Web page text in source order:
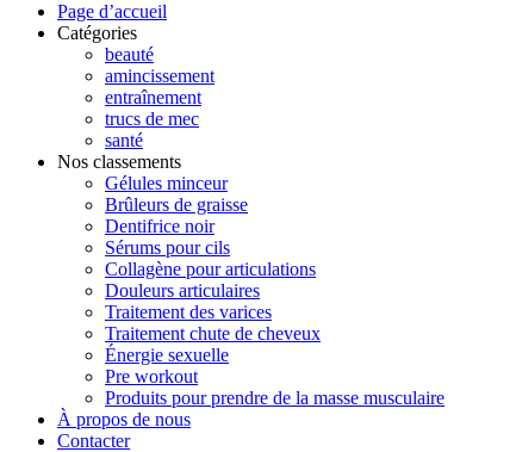
Page d’accueil
Catégories
beauté
amincissement
entraînement
trucs de mec
santé
Nos classements
Gélules minceur
Brûleurs de graisse
Dentifrice noir
Sérums pour cils
Collagène pour articulations
Douleurs articulaires
Traitement des varices
Traitement chute de cheveux
Énergie sexuelle
Pre workout
Produits pour prendre de la masse musculaire
À propos de nous
Contacter